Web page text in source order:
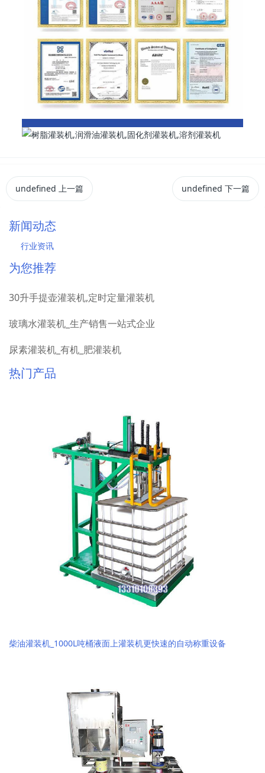
undefined 上一篇 undefined 下一篇
新闻动态
行业资讯
为您推荐
30升手提壶灌装机,定时定量灌装机
玻璃水灌装机_生产销售一站式企业
尿素灌装机_有机_肥灌装机
热门产品
柴油灌装机_1000L吨桶液面上灌装机更快速的自动称重设备